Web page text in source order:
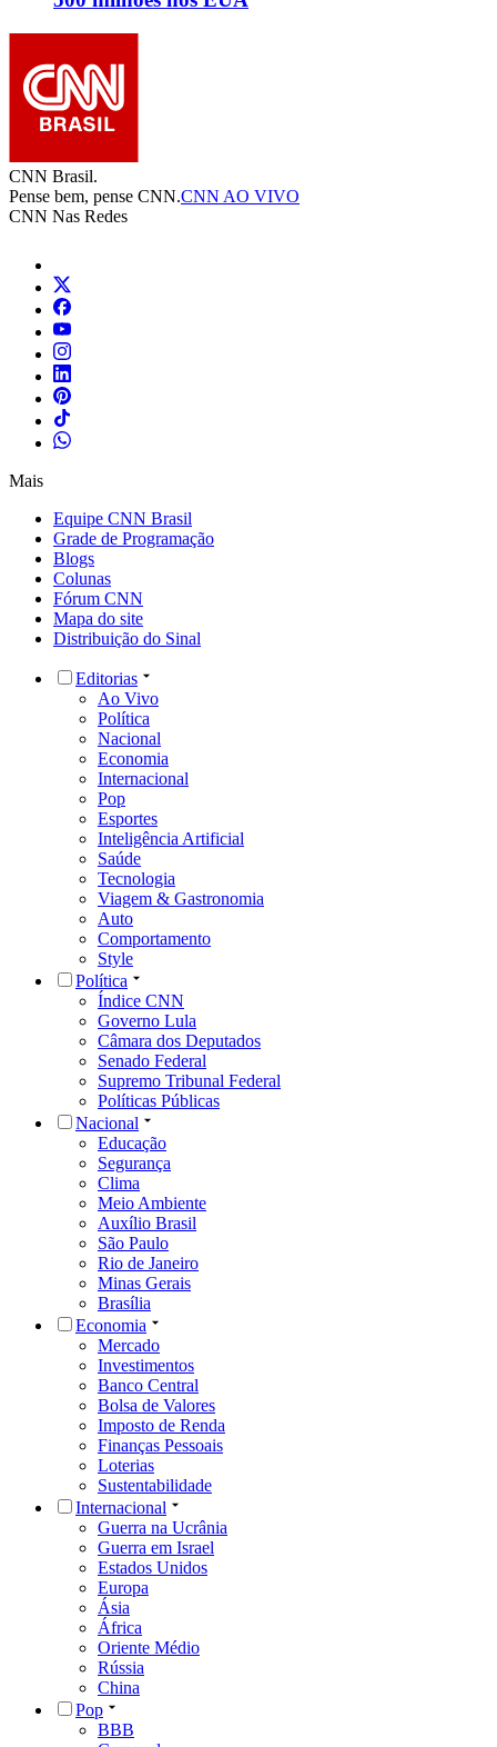
CNN Brasil.
Pense bem, pense CNN.CNN AO VIVO
CNN Nas Redes
Mais
Equipe CNN Brasil
Grade de Programação
Blogs
Colunas
Fórum CNN
Mapa do site
Distribuição do Sinal
Editorias
Ao Vivo
Política
Nacional
Economia
Internacional
Pop
Esportes
Inteligência Artificial
Saúde
Tecnologia
Viagem & Gastronomia
Auto
Comportamento
Style
Política
Índice CNN
Governo Lula
Câmara dos Deputados
Senado Federal
Supremo Tribunal Federal
Políticas Públicas
Nacional
Educação
Segurança
Clima
Meio Ambiente
Auxílio Brasil
São Paulo
Rio de Janeiro
Minas Gerais
Brasília
Economia
Mercado
Investimentos
Banco Central
Bolsa de Valores
Imposto de Renda
Finanças Pessoais
Loterias
Sustentabilidade
Internacional
Guerra na Ucrânia
Guerra em Israel
Estados Unidos
Europa
Ásia
África
Oriente Médio
Rússia
China
Pop
BBB